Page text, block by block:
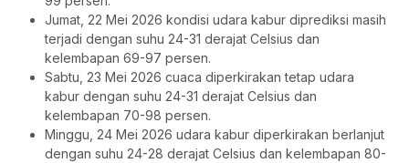
Jumat, 22 Mei 2026 kondisi udara kabur diprediksi masih
terjadi dengan suhu 24-31 derajat Celsius dan
kelembapan 69-97 persen.
Sabtu, 23 Mei 2026 cuaca diperkirakan tetap udara
kabur dengan suhu 24-31 derajat Celsius dan
kelembapan 70-98 persen.
Minggu, 24 Mei 2026 udara kabur diperkirakan berlanjut
dengan suhu 24-28 derajat Celsius dan kelembapan 80-